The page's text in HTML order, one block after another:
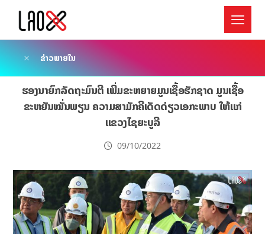
ຂ່າວພາຍໃນ
ຮອງນາຍົກລັດຖະມົນຕີ ເພີ່ມຂະຫຍາຍມູນເຊື້ອຮັກຊາດ ມູນເຊື້ອ
ຂະຫຍັນໝັ່ນພຽນ ຄວາມສາມັກຄີເດັດດ່ຽວເອກະພາບ ໃຫ້ແກ່
ແຂວງໄຊຍະບູລີ
09/10/2022